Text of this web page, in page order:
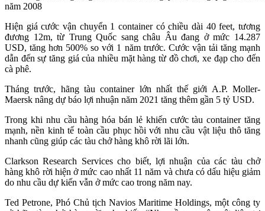
năm 2008
Hiện giá cước vận chuyển 1 container có chiều dài 40 feet, tương
đương 12m, từ Trung Quốc sang châu Âu đang ở mức 14.287
USD, tăng hơn 500% so với 1 năm trước. Cước vận tải tăng mạnh
dẫn đến sự tăng giá của nhiều mặt hàng từ đồ chơi, xe đạp cho đến
cà phê.
Tháng trước, hãng tàu container lớn nhất thế giới A.P. Moller-
Maersk nâng dự báo lợi nhuận năm 2021 tăng thêm gần 5 tỷ USD.
Trong khi nhu cầu hàng hóa bán lẻ khiến cước tàu container tăng
mạnh, nền kinh tế toàn cầu phục hồi với nhu cầu vật liệu thô tăng
nhanh cũng giúp các tàu chở hàng khô rời lãi lớn.
Clarkson Research Services cho biết, lợi nhuận của các tàu chở
hàng khô rời hiện ở mức cao nhất 11 năm và chưa có dấu hiệu giảm
do nhu cầu dự kiến vẫn ở mức cao trong năm nay.
Ted Petrone, Phó Chủ tịch Navios Maritime Holdings, một công ty